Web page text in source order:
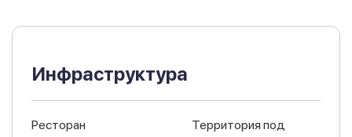
Инфраструктура
Ресторан
Территория под